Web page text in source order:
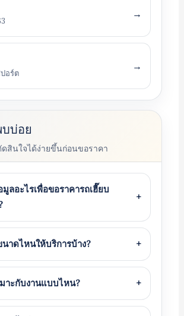
→
อร์ต
→
บ่อย
สินใจได้ง่ายขึ้นก่อนขอราคา
ลอะไรเพื่อขอราคารถเฮี๊ยบ
+
นาดไหนให้บริการบ้าง? +
าะกับงานแบบไหน? +